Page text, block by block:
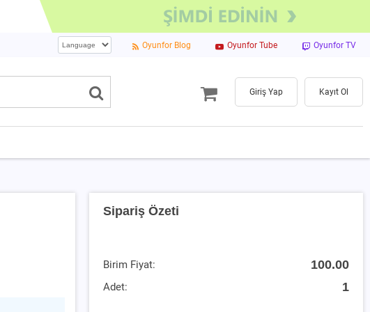
Oyunfor Blog Oyunfor Tube Oyunfor TV
Giriş Yap Kayıt Ol
Sipariş Özeti
Birim Fiyat: 100.00
Adet: 1